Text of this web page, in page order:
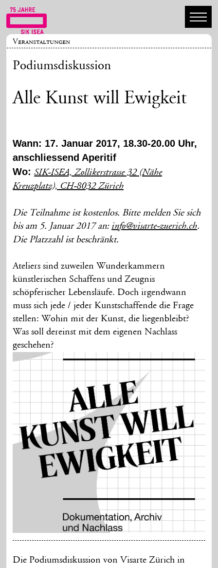
Veranstaltungen
Podiumsdiskussion
Alle Kunst will Ewigkeit
Wann: 17. Januar 2017, 18.30-20.00 Uhr,
anschliessend Aperitif
Wo:SIK-ISEA, Zollikerstrasse 32 (Nähe
Kreuzplatz), CH-8032 Zürich
Die Teilnahme ist kostenlos. Bitte melden Sie sich
bis am 5. Januar 2017 an: info@visarte-zuerich.ch.
Die Platzzahl ist beschränkt.
Ateliers sind zuweilen Wunderkammern
künstlerischen Schaffens und Zeugnis
schöpferischer Lebensläufe. Doch irgendwann
muss sich jede / jeder Kunstschaffende die Frage
stellen: Wohin mit der Kunst, die liegenbleibt?
Was soll dereinst mit dem eigenen Nachlass
geschehen?
Die Podiumsdiskussion von Visarte Zürich in